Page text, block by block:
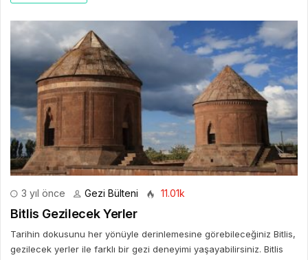
3 yıl önce Gezi Bülteni 11.01k
Bitlis Gezilecek Yerler
Tarihin dokusunu her yönüyle derinlemesine görebileceğiniz Bitlis,
gezilecek yerler ile farklı bir gezi deneyimi yaşayabilirsiniz. Bitlis